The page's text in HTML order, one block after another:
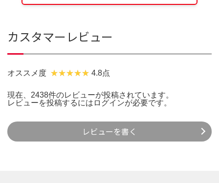
カスタマーレビュー
オススメ度 4.8点
現在、2438件のレビューが投稿されています。
レビューを投稿するには ログインが必要です。
レビューを書く